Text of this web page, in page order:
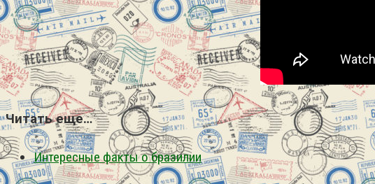
Читать еще…
Интересные факты о бразилии